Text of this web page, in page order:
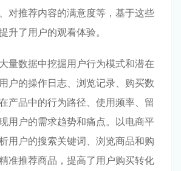
对推荐内容的满意度等，基于这些
升了用户的观看体验。
量数据中挖掘用户行为模式和潜在
户的操作日志、浏览记录、购买数
产品中的行为路径、使用频率、留
用户的需求趋势和痛点。以电商平
用户的搜索关键词、浏览商品和购
准推荐商品，提高了用户购买转化